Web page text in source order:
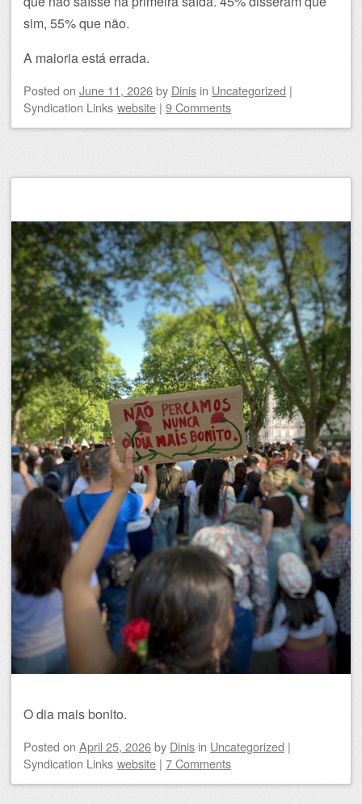
sim, 55% que não.
A maioria está errada.
Posted on June 11, 2026by Dinis in Uncategorized |
Syndication Links website | 9 Comments
O dia mais bonito.
Posted on April 25, 2026by Dinis in Uncategorized |
Syndication Links website | 7 Comments